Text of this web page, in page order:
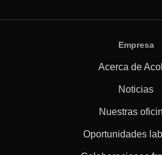
Empresa
Acerca de
Noticias
Nuestras
Oportunidades